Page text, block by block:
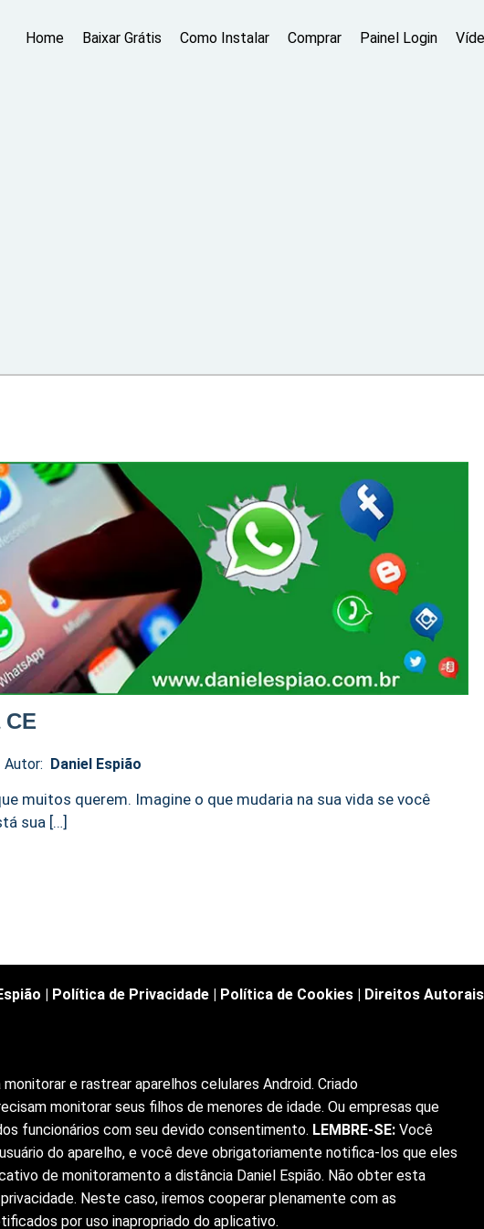
Home Baixar Grátis Como Instalar Comprar Painel Login
Autor: Daniel Espião
muitos querem. Imagine o que mudaria na sua vida se você
sua […]
Política de Privacidade| Política de Cookies| Direitos Autorais
e rastrear aparelhos celulares Android. Criado
monitorar seus filhos de menores de idade. Ou empresas que
funcionários com seu devido consentimento. LEMBRE-SE: Você
do aparelho, e você deve obrigatoriamente notifica-los que eles
de monitoramento a distância Daniel Espião. Não obter esta
Neste caso, iremos cooperar plenamente com as
por uso inapropriado do aplicativo.